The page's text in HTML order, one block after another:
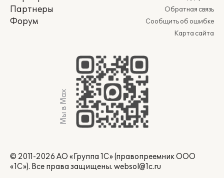
Партнеры
Форум
Обратная связь
Сообщить об ошибке
Карта сайта
Мы в Max
© 2011-2026 АО «Группа 1С» (правопреемник ООО
«1С»). Все права защищены. websol@1c.ru